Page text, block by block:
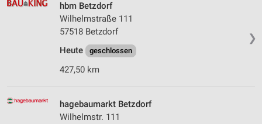
❯
hbm Betzdorf
Wilhelmstraße 111
57518 Betzdorf
Heute
geschlossen
427,50 km
hagebaumarkt Betzdorf
Wilhelmstr. 111